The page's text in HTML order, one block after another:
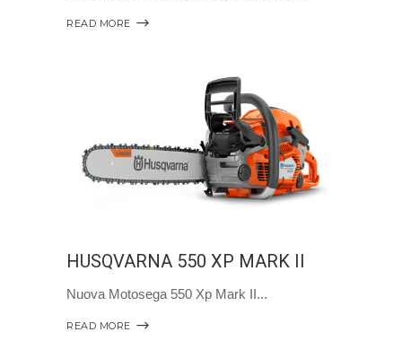
READ MORE
HUSQVARNA 550 XP MARK II
Nuova Motosega 550 Xp Mark II
READ MORE